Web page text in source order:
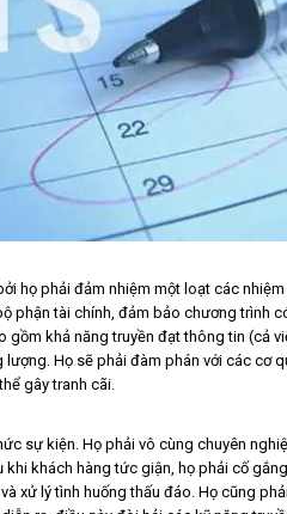
họ phải đảm nhiệm một loạt các
phận tài chính, đảm bảo chương trình
khả năng truyền đạt thông tin (cả
Họ sẽ phải đàm phán với các cơ
gây tranh cãi.
sự kiện. Họ phải vô cùng chuyên
khách hàng tức giận, họ phải cố
xử lý tình huống thấu đáo. Họ cũng